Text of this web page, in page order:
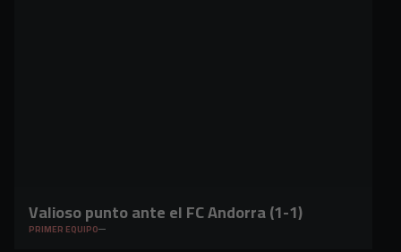
Valioso punto ante el FC Andorra (1-1)
PRIMER EQUIPO